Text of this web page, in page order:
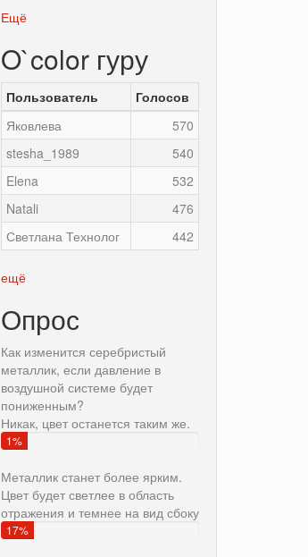
Ещё
O`color гуру
Пользователь
Голосов
Яковлева
570
stesha_1989
540
Elena
532
Natali
476
Светлана Технолог
442
ещё
Опрос
Как изменится серебристый
металлик, если давление в
воздушной системе будет
пониженным?
Никак, цвет останется таким же.
1%
Металлик станет более ярким.
Цвет будет светлее в область
отражения и темнее на вид сбоку
17%